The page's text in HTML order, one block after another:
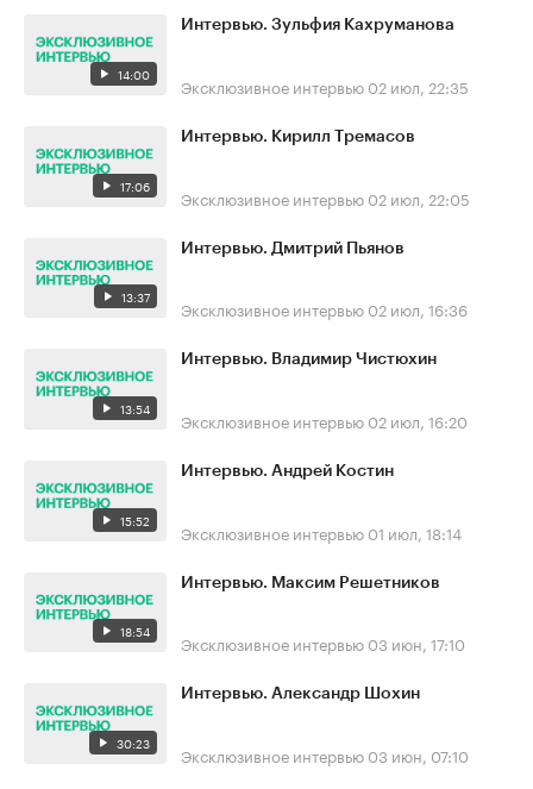
14:00
Интервью. Зульфия Кахруманова
Эксклюзивное интервью 02 июл, 22:35
17:06
Интервью. Кирилл Тремасов
Эксклюзивное интервью 02 июл, 22:05
13:37
Интервью. Дмитрий Пьянов
Эксклюзивное интервью 02 июл, 16:36
13:54
Интервью. Владимир Чистюхин
Эксклюзивное интервью 02 июл, 16:20
15:52
Интервью. Андрей Костин
Эксклюзивное интервью 01 июл, 18:14
18:54
Интервью. Максим Решетников
Эксклюзивное интервью 03 июн, 17:10
30:23
Интервью. Александр Шохин
Эксклюзивное интервью 03 июн, 07:10